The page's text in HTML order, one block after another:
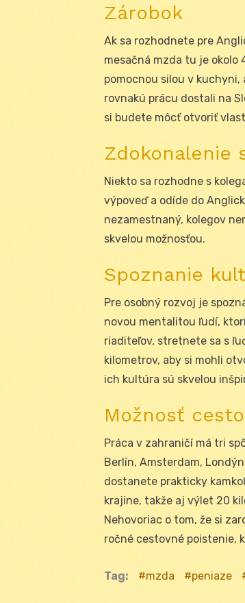
Zárobok
Ak sa rozhodnete pre
mesačná mzda tu je okolo
pomocnou silou v kuchyni,
rovnakú prácu dostali na
si budete môcť otvoriť
Zdokonalenie
Niekto sa rozhodne s
výpoveď a odíde do
nezamestnaný, kolegov
skvelou možnosťou.
Spoznanie
Pre osobný rozvoj je
novou mentalitou ľudí,
riaditeľov, stretnete sa s
kilometrov, aby si mohli
ich kultúra sú skvelou
Možnosť
Práca v zahraničí má tri
Berlín, Amsterdam,
dostanete prakticky
krajine, takže aj výlet 20
Nehovoriac o tom, že si
ročné cestovné poistenie,
Tag: mzda peniaze